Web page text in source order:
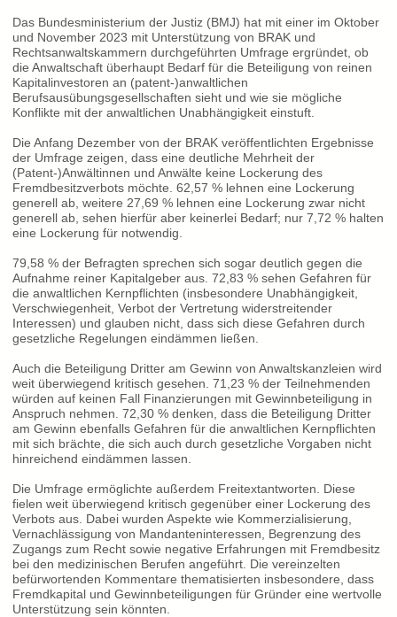
Das Bundesministerium der Justiz (BMJ) hat mit einer im Oktober
und November 2023 mit Unterstützung von BRAK und
Rechtsanwaltskammern durchgeführten Umfrage ergründet, ob
die Anwaltschaft überhaupt Bedarf für die Beteiligung von reinen
Kapitalinvestoren an (patent-)anwaltlichen
Berufsausübungsgesellschaften sieht und wie sie mögliche
Konflikte mit der anwaltlichen Unabhängigkeit einstuft.
Die Anfang Dezember von der BRAK veröffentlichten Ergebnisse
der Umfrage zeigen, dass eine deutliche Mehrheit der
(Patent-)Anwältinnen und Anwälte keine Lockerung des
Fremdbesitzverbots möchte. 62,57 % lehnen eine Lockerung
generell ab, weitere 27,69 % lehnen eine Lockerung zwar nicht
generell ab, sehen hierfür aber keinerlei Bedarf; nur 7,72 % halten
eine Lockerung für notwendig.
79,58 % der Befragten sprechen sich sogar deutlich gegen die
Aufnahme reiner Kapitalgeber aus. 72,83 % sehen Gefahren für
die anwaltlichen Kernpflichten (insbesondere Unabhängigkeit,
Verschwiegenheit, Verbot der Vertretung widerstreitender
Interessen) und glauben nicht, dass sich diese Gefahren durch
gesetzliche Regelungen eindämmen ließen.
Auch die Beteiligung Dritter am Gewinn von Anwaltskanzleien wird
weit überwiegend kritisch gesehen. 71,23 % der Teilnehmenden
würden auf keinen Fall Finanzierungen mit Gewinnbeteiligung in
Anspruch nehmen. 72,30 % denken, dass die Beteiligung Dritter
am Gewinn ebenfalls Gefahren für die anwaltlichen Kernpflichten
mit sich brächte, die sich auch durch gesetzliche Vorgaben nicht
hinreichend eindämmen lassen.
Die Umfrage ermöglichte außerdem Freitextantworten. Diese
fielen weit überwiegend kritisch gegenüber einer Lockerung des
Verbots aus. Dabei wurden Aspekte wie Kommerzialisierung,
Vernachlässigung von Mandanteninteressen, Begrenzung des
Zugangs zum Recht sowie negative Erfahrungen mit Fremdbesitz
bei den medizinischen Berufen angeführt. Die vereinzelten
befürwortenden Kommentare thematisierten insbesondere, dass
Fremdkapital und Gewinnbeteiligungen für Gründer eine wertvolle
Unterstützung sein könnten.